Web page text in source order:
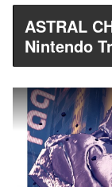
ASTRAL
Nintendo